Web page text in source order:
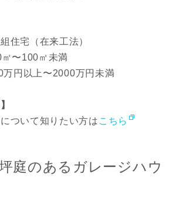
住宅（在来工法）
㎡〜100㎡未満
万円以上〜2000万円未満
ついて知りたい方は こちら
庭のあるガレージハウ